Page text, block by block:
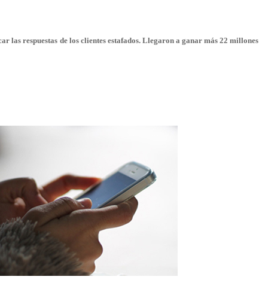
las respuestas de los clientes estafados. Llegaron a ganar más 22 millones